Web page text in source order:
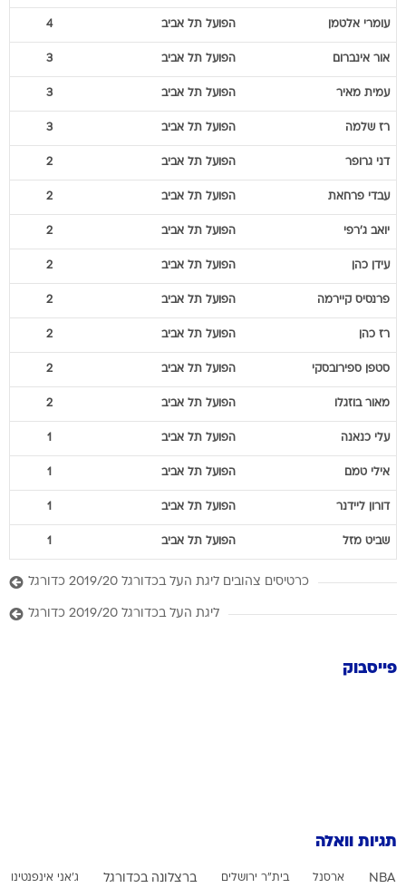
עומרי אלטמן הפועל תל אביב 4
אור אינברום הפועל תל אביב 3
עמית מאיר הפועל תל אביב 3
רז שלמה הפועל תל אביב 3
דני גרופר הפועל תל אביב 2
עבדי פרחאת הפועל תל אביב 2
יואב ג'רפי הפועל תל אביב 2
עידן כהן הפועל תל אביב 2
פרנסיס קיירמה הפועל תל אביב 2
רז כהן הפועל תל אביב 2
סטפן ספירובסקי הפועל תל אביב 2
מאור בוזגלו הפועל תל אביב 2
עלי כנאנה הפועל תל אביב 1
אילי טמם הפועל תל אביב 1
דורון ליידנר הפועל תל אביב 1
שביט מזל הפועל תל אביב 1
כרטיסים צהובים ליגת העל בכדורגל 2019/20 כדורגל
ליגת העל בכדורגל 2019/20 כדורגל
פייסבוק
תגיות וואלה
NBA ארסנל בית"ר ירושלים ברצלונה בכדורגל ג'אני אינפנטינו